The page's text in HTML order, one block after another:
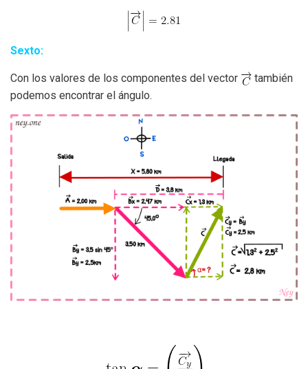
Sexto:
Con los valores de los componentes del vector
también
podemos encontrar el ángulo.